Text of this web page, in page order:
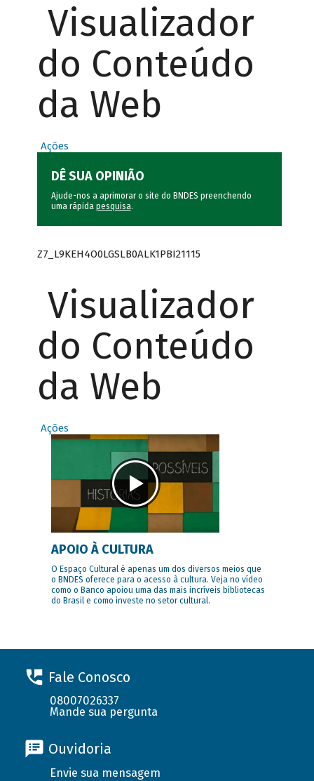
Visualizador
do Conteúdo
da Web
Ações
DÊ SUA OPINIÃO
Ajude-nos a aprimorar o site do BNDES preenchendo
uma rápida pesquisa.
Z7_L9KEH4O0LGSLB0ALK1PBI21115
Visualizador
do Conteúdo
da Web
Ações
APOIO À CULTURA
O Espaço Cultural é apenas um dos diversos meios que
o BNDES oferece para o acesso à cultura. Veja no vídeo
como o Banco apoiou uma das mais incríveis bibliotecas
do Brasil e como investe no setor cultural.
Fale Conosco
08007026337
Mande sua pergunta
Ouvidoria
Envie sua mensagem